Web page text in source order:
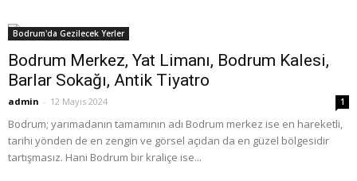
Bodrum'da Gezilecek Yerler
Bodrum Merkez, Yat Limanı, Bodrum Kalesi,
Barlar Sokağı, Antik Tiyatro
admin - 12 Mayıs 2024 1
Bodrum; yarımadanın tamamının adı Bodrum merkez ise en hareketli,
tarihi yönden de en zengin ve görsel açıdan da en güzel bölgesidir
tartışmasız. Hani Bodrum bir kraliçe ise...